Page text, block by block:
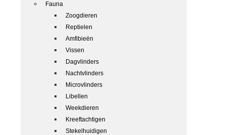
Fauna
Zoogdieren
Reptielen
Amfibieën
Vissen
Dagvlinders
Nachtvlinders
Microvlinders
Libellen
Weekdieren
Kreeftachtigen
Stekelhuidigen